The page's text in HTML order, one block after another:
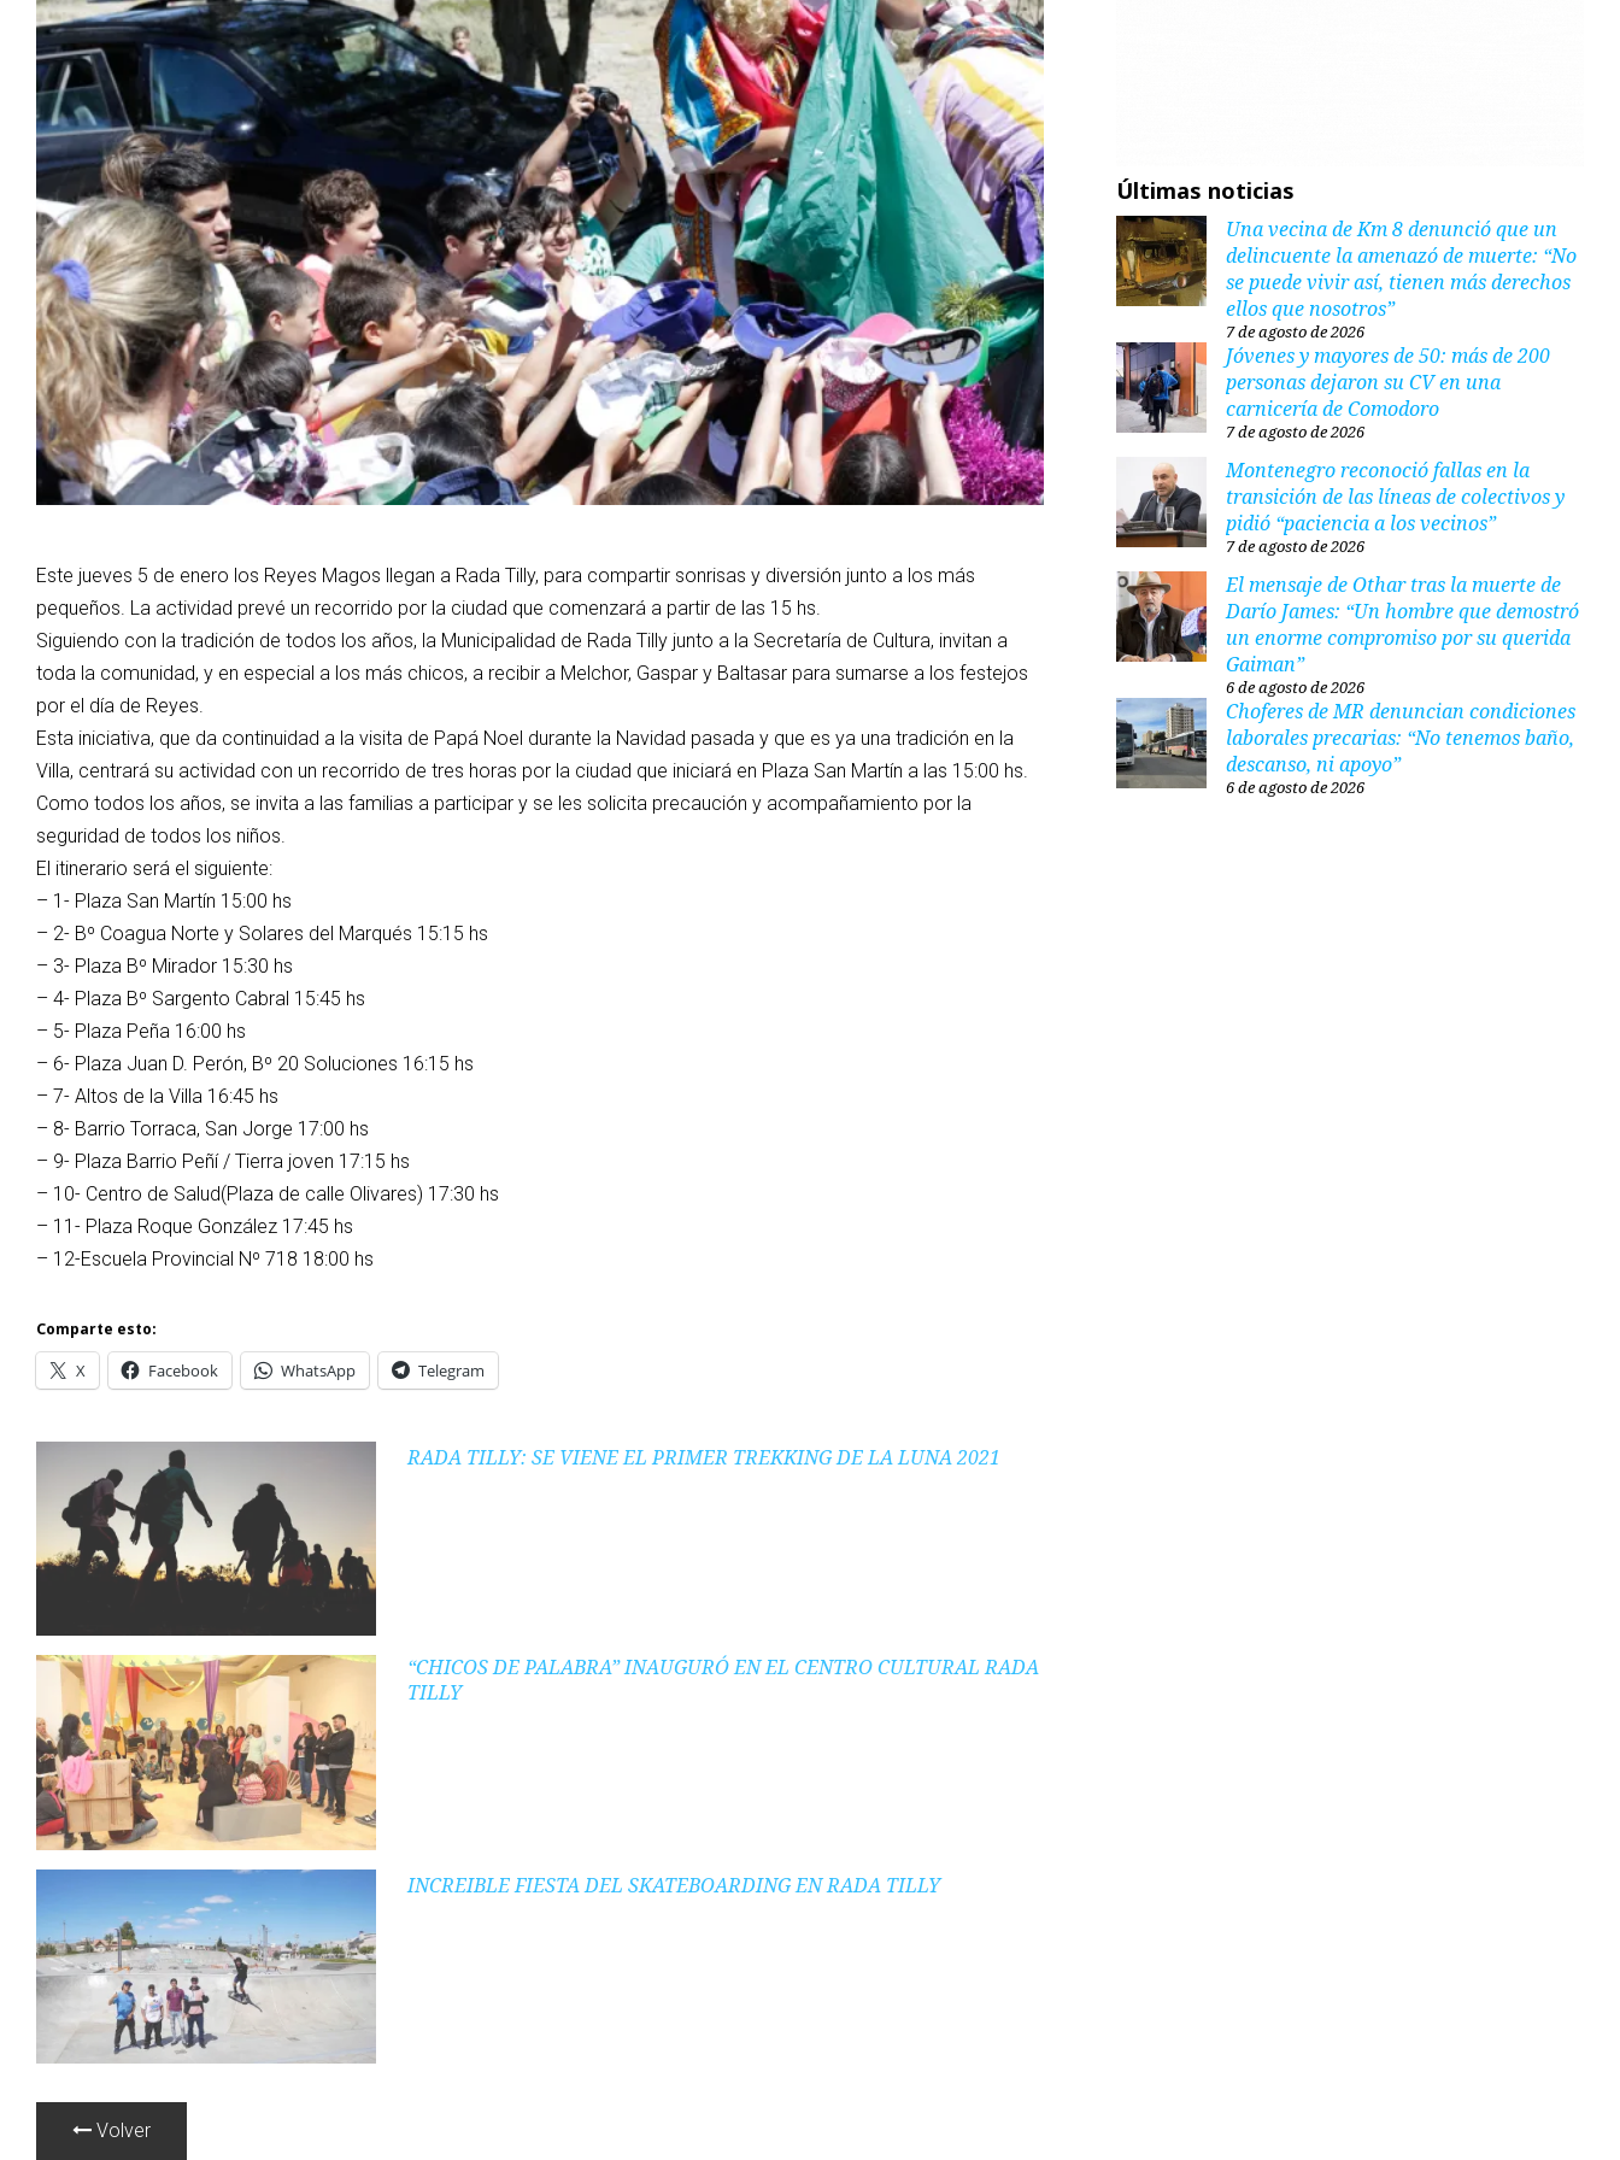
Este jueves 5 de enero los Reyes Magos llegan a Rada Tilly, para compartir sonrisas y diversión junto a los más
pequeños. La actividad prevé un recorrido por la ciudad que comenzará a partir de las 15 hs.
Siguiendo con la tradición de todos los años, la Municipalidad de Rada Tilly junto a la Secretaría de Cultura, invitan a
toda la comunidad, y en especial a los más chicos, a recibir a Melchor, Gaspar y Baltasar para sumarse a los festejos
por el día de Reyes.
Esta iniciativa, que da continuidad a la visita de Papá Noel durante la Navidad pasada y que es ya una tradición en la
Villa, centrará su actividad con un recorrido de tres horas por la ciudad que iniciará en Plaza San Martín a las 15:00 hs.
Como todos los años, se invita a las familias a participar y se les solicita precaución y acompañamiento por la
seguridad de todos los niños.
El itinerario será el siguiente:
– 1- Plaza San Martín 15:00 hs
– 2- Bº Coagua Norte y Solares del Marqués 15:15 hs
– 3- Plaza Bº Mirador 15:30 hs
– 4- Plaza Bº Sargento Cabral 15:45 hs
– 5- Plaza Peña 16:00 hs
– 6- Plaza Juan D. Perón, Bº 20 Soluciones 16:15 hs
– 7- Altos de la Villa 16:45 hs
– 8- Barrio Torraca, San Jorge 17:00 hs
– 9- Plaza Barrio Peñí / Tierra joven 17:15 hs
– 10- Centro de Salud(Plaza de calle Olivares) 17:30 hs
– 11- Plaza Roque González 17:45 hs
– 12-Escuela Provincial Nº 718 18:00 hs
Comparte esto:
X Facebook WhatsApp Telegram
RADA TILLY: SE VIENE EL PRIMER TREKKING DE LA LUNA 2021
“CHICOS DE PALABRA” INAUGURÓ EN EL CENTRO CULTURAL RADA
TILLY
INCREIBLE FIESTA DEL SKATEBOARDING EN RADA TILLY
Volver
Últimas noticias
Una vecina de Km 8 denunció que un
delincuente la amenazó de muerte: “No
se puede vivir así, tienen más derechos
ellos que nosotros”
7 de agosto de 2026
Jóvenes y mayores de 50: más de 200
personas dejaron su CV en una
carnicería de Comodoro
7 de agosto de 2026
Montenegro reconoció fallas en la
transición de las líneas de colectivos y
pidió “paciencia a los vecinos”
7 de agosto de 2026
El mensaje de Othar tras la muerte de
Darío James: “Un hombre que demostró
un enorme compromiso por su querida
Gaiman”
6 de agosto de 2026
Choferes de MR denuncian condiciones
laborales precarias: “No tenemos baño,
descanso, ni apoyo”
6 de agosto de 2026